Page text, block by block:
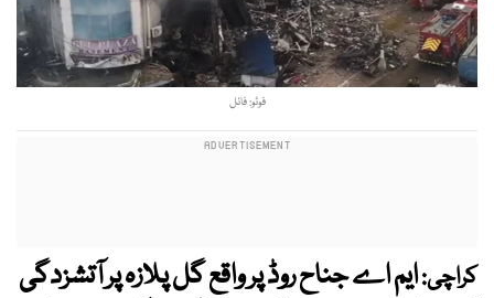
فوٹو: فائل
کراچی:ایم اے جناح روڈ پر واقع گل پلازہ پر آتشزدگی